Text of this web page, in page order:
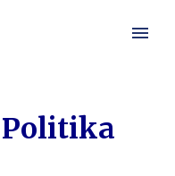
Politika